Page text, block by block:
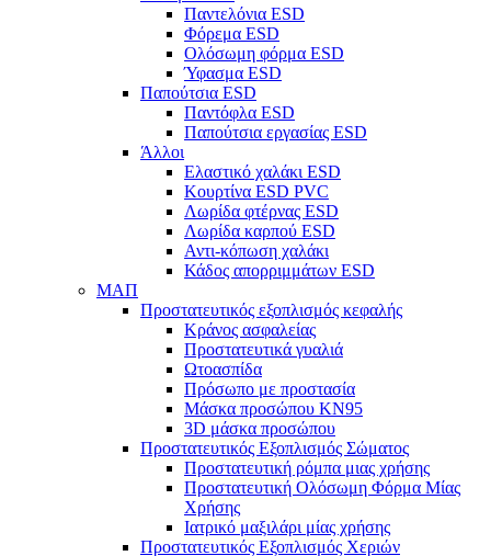
Παντελόνια ESD
Φόρεμα ESD
Ολόσωμη φόρμα ESD
Ύφασμα ESD
Παπούτσια ESD
Παντόφλα ESD
Παπούτσια εργασίας ESD
Άλλοι
Ελαστικό χαλάκι ESD
Κουρτίνα ESD PVC
Λωρίδα φτέρνας ESD
Λωρίδα καρπού ESD
Αντι-κόπωση χαλάκι
Κάδος απορριμμάτων ESD
ΜΑΠ
Προστατευτικός εξοπλισμός κεφαλής
Κράνος ασφαλείας
Προστατευτικά γυαλιά
Ωτοασπίδα
Πρόσωπο με προστασία
Μάσκα προσώπου KN95
3D μάσκα προσώπου
Προστατευτικός Εξοπλισμός Σώματος
Προστατευτική ρόμπα μιας χρήσης
Προστατευτική Ολόσωμη Φόρμα Μίας
Χρήσης
Ιατρικό μαξιλάρι μίας χρήσης
Προστατευτικός Εξοπλισμός Χεριών